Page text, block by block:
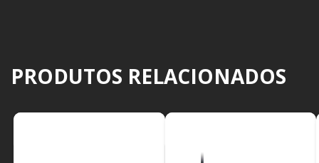
PRODUTOS RELACIONADOS